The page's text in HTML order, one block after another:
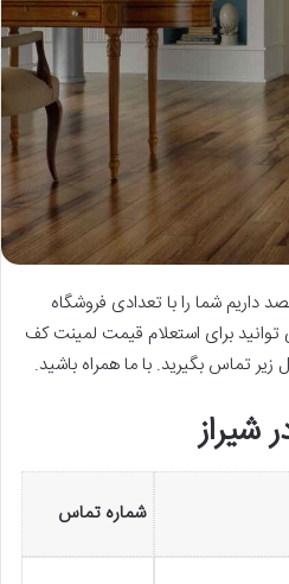
داریم شما را با تعدادی فروشگاه
توانید برای استعلام قیمت لمینت کف
تماس بگیرید. با ما همراه باشید.
شیراز
شماره تماس